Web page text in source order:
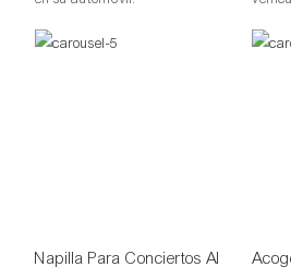
Napilla Para Conciertos Al